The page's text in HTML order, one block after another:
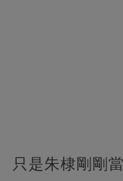
只是朱棣剛剛